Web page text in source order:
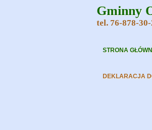
Gminny
tel. 76-878-
STRONA
DEKLARACJA